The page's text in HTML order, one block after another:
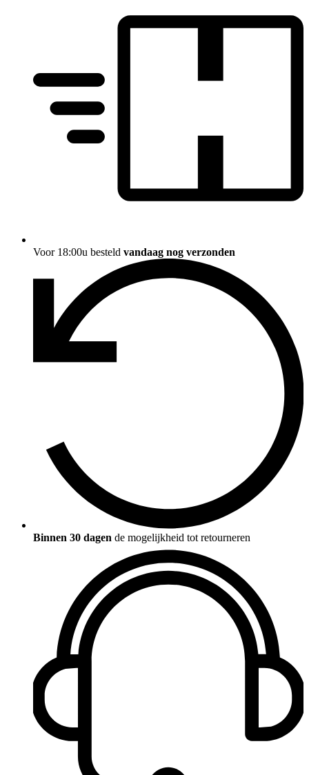
Voor 18:00u besteld vandaag nog verzonden
Binnen 30 dagen de mogelijkheid tot retourneren